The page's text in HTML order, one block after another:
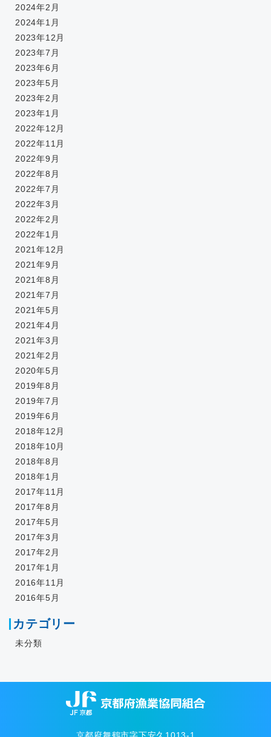
2024年2月
2024年1月
2023年12月
2023年7月
2023年6月
2023年5月
2023年2月
2023年1月
2022年12月
2022年11月
2022年9月
2022年8月
2022年7月
2022年3月
2022年2月
2022年1月
2021年12月
2021年9月
2021年8月
2021年7月
2021年5月
2021年4月
2021年3月
2021年2月
2020年5月
2019年8月
2019年7月
2019年6月
2018年12月
2018年10月
2018年8月
2018年1月
2017年11月
2017年8月
2017年5月
2017年3月
2017年2月
2017年1月
2016年11月
2016年5月
カテゴリー
未分類
京都府舞鶴市字下安久1013-1